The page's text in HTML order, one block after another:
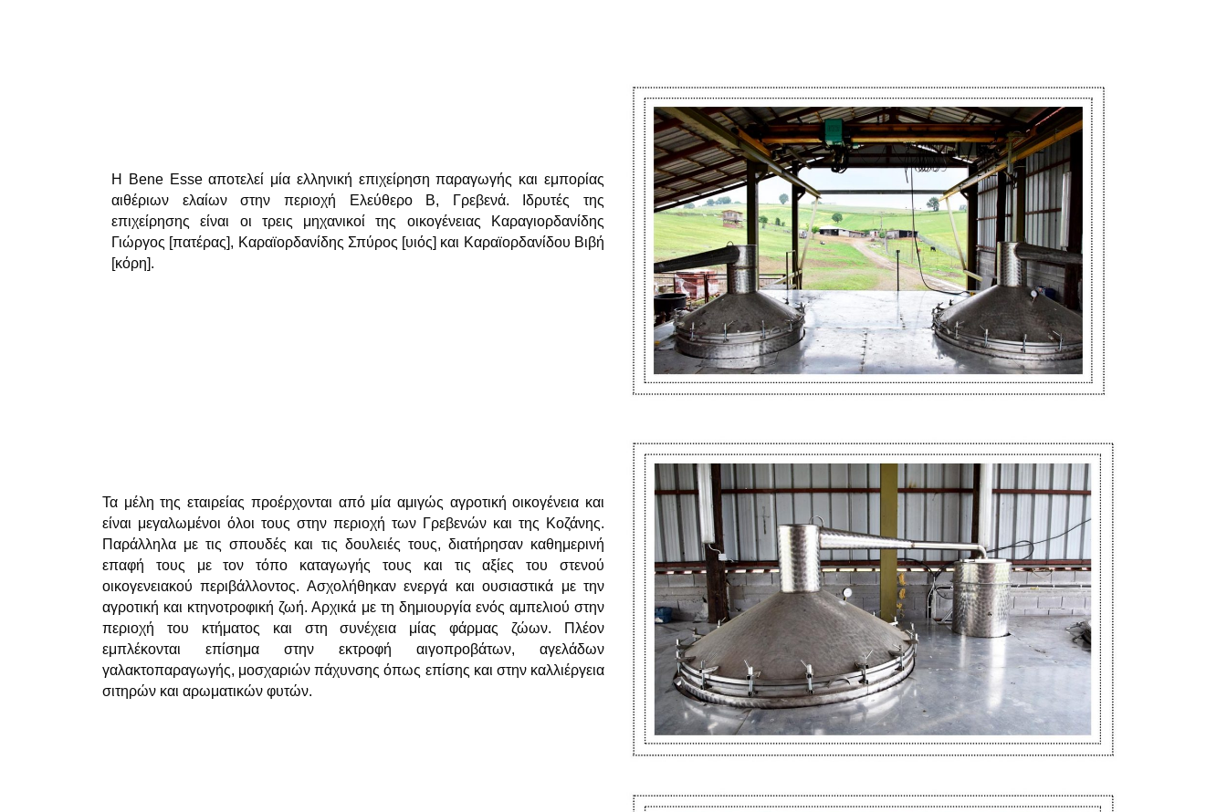
Η Bene Esseαποτελεί μία ελληνική επιχείρηση παραγωγής και εμπορίας
αιθέριων ελαίων στην περιοχή Ελεύθερο Β, Γρεβενά. Ιδρυτές της
επιχείρησης είναι οι τρεις μηχανικοί της οικογένειας Καραγιορδανίδης
Γιώργος [πατέρας], Καραϊορδανίδης Σπύρος [υιός] και Καραϊορδανίδου Βιβή
[κόρη].
Τα μέλη της εταιρείας προέρχονται από μία αμιγώς αγροτική οικογένεια και
είναι μεγαλωμένοι όλοι τους στην περιοχή των Γρεβενών και της Κοζάνης.
Παράλληλα με τις σπουδές και τις δουλειές τους, διατήρησαν καθημερινή
επαφή τους με τον τόπο καταγωγής τους και τις αξίες του στενού
οικογενειακού περιβάλλοντος. Ασχολήθηκαν ενεργά και ουσιαστικά με την
αγροτική και κτηνοτροφική ζωή. Αρχικά με τη δημιουργία ενός αμπελιού στην
περιοχή του κτήματος και στη συνέχεια μίας φάρμας ζώων. Πλέον
εμπλέκονται επίσημα στην εκτροφή αιγοπροβάτων, αγελάδων
γαλακτοπαραγωγής, μοσχαριών πάχυνσης όπως επίσης και στην καλλιέργεια
σιτηρών και αρωματικών φυτών.